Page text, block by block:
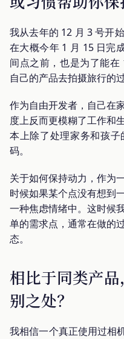
我从去年的 12 月 3 号开
在大概今年 1 月 15 日完
间点之前，也是为了能
自己的产品去拍摄旅行的过
作为自由开发者，自己在
度上反而更模糊了工作和
本上除了处理家务和孩
码。
关于如何保持动力，作为
时候如果某个点没有想到
一种焦虑情绪中。这时候
单的需求点，通常在做的
态。
相比于同类产
别之处？
我相信一个真正使用过相